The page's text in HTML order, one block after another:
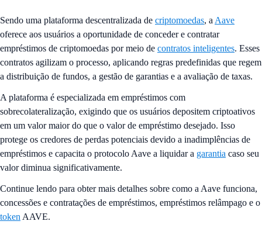
Sendo uma plataforma descentralizada de criptomoedas, a Aave
oferece aos usuários a oportunidade de conceder e contratar
empréstimos de criptomoedas por meio de contratos inteligentes. Esses
contratos agilizam o processo, aplicando regras predefinidas que regem
a distribuição de fundos, a gestão de garantias e a avaliação de taxas.
A plataforma é especializada em empréstimos com
sobrecolateralização, exigindo que os usuários depositem criptoativos
em um valor maior do que o valor de empréstimo desejado. Isso
protege os credores de perdas potenciais devido a inadimplências de
empréstimos e capacita o protocolo Aave a liquidar a garantia caso seu
valor diminua significativamente.
Continue lendo para obter mais detalhes sobre como a Aave funciona,
concessões e contratações de empréstimos, empréstimos relâmpago e o
token AAVE.